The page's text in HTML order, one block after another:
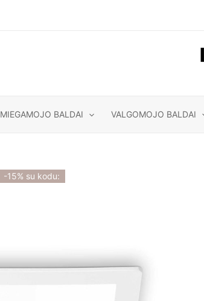
MIEGAMOJO BALDAI VALGOMOJO BALDAI
-15% su kodu: